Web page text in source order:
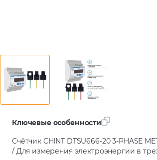
Ключевые особенности
Счётчик CHINT DTSU666-20 3-PHASE
/ Для измерения электроэнергии в